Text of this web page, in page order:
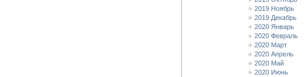
2019 Ноябрь
2019 Декабрь
2020 Январь
2020 Февраль
2020 Март
2020 Апрель
2020 Май
2020 Июнь